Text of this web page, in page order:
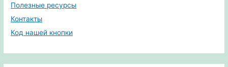
Полезные ресурсы
Контакты
Код нашей кнопки